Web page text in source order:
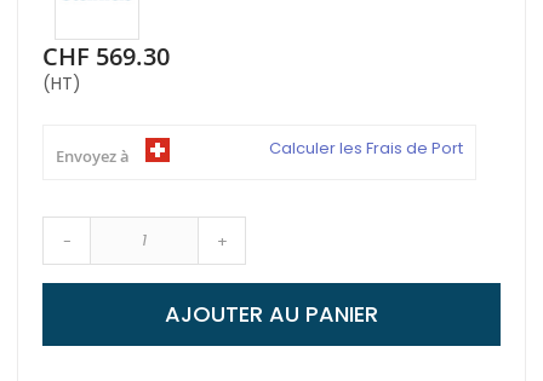
CHF 569.30
(HT)
Envoyez à Calculer les Frais de Port
- +
AJOUTER AU PANIER